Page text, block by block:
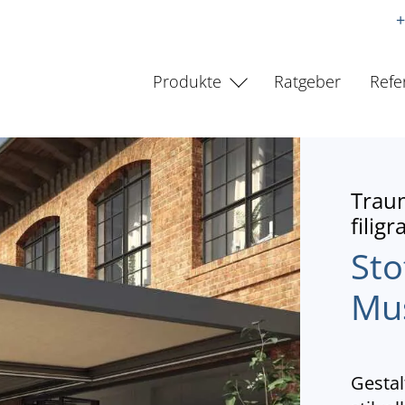
Produkte Ratgeber